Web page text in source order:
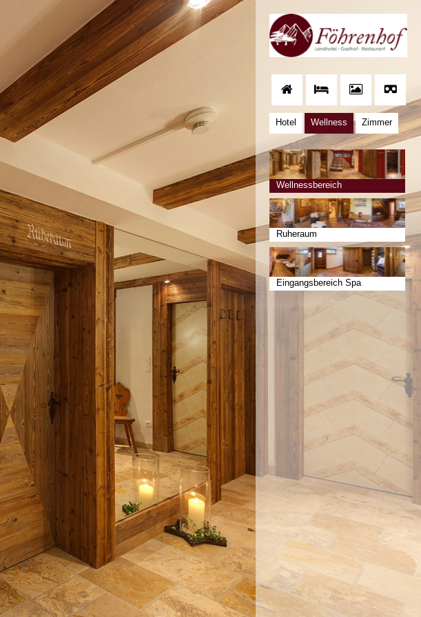
Hotel Wellness Zimmer
Wellnessbereich
Ruheraum
Eingangsbereich Spa